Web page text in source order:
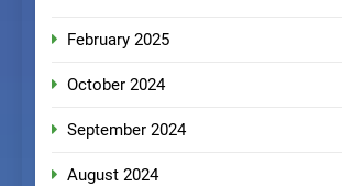
February 2025
October 2024
September 2024
August 2024